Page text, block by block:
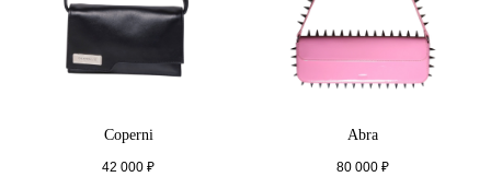
Coperni
42 000 ₽
Abra
80 000 ₽